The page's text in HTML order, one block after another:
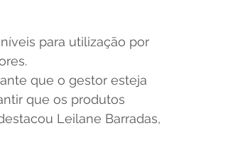
para utilização por
que o gestor esteja
que os produtos
Leilane Barradas,